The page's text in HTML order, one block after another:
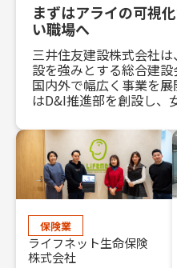
まずはアライの可視化
い職場へ
三井住友建設株式会社
設を強みとする総合建設
国内外で幅広く事業を
はD&I推進部を創設し、
り組みを開始し、
得。積極的に制度の整
います。どのような施
を伺いました。
保険業
ライフネット生命保険
株式会社